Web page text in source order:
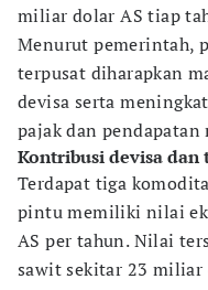
miliar dolar AS tiap
Menurut pemerintah,
terpusat diharapkan
devisa serta
pajak dan pendapatan
Kontribusi devisa dan
Terdapat tiga
pintu memiliki nilai
AS per tahun. Nilai
sawit sekitar 23 miliar